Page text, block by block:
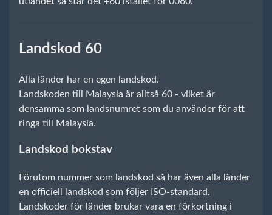
Landskod 60
Alla länder har en egen landskod.
Landskoden till Malaysia är alltså 60 - vilket är
densamma som landsnumret som du använder för att
ringa till Malaysia.
Landskod bokstav
Förutom nummer som landskod så har även alla länder
en officiell landskod som följer ISO-standard.
Landskoder för länder brukar vara en förkortning i